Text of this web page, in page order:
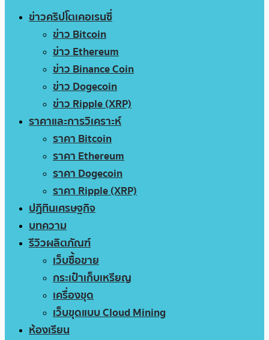
ข่าวคริปโตเคอเรนซี่
ข่าว Bitcoin
ข่าว Ethereum
ข่าว Binance Coin
ข่าว Dogecoin
ข่าว Ripple (XRP)
ราคาและการวิเคราะห์
ราคา Bitcoin
ราคา Ethereum
ราคา Dogecoin
ราคา Ripple (XRP)
ปฏิทินเศรษฐกิจ
บทความ
รีวิวผลิตภัณฑ์
เว็บซื้อขาย
กระเป๋าเก็บเหรียญ
เครื่องขุด
เว็บขุดแบบ Cloud Mining
ห้องเรียน